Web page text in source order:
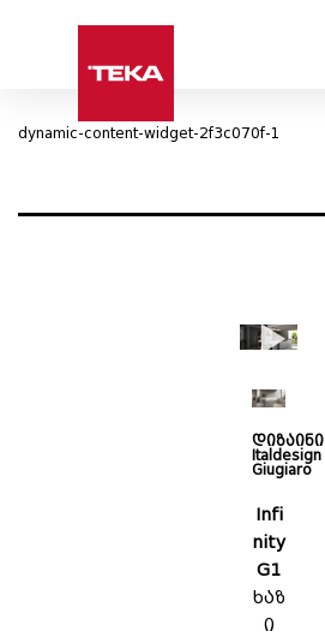
dynamic-content-widget-2f3c070f-1
დიზაინი
Italdesign
Giugiaro
Infi
nity
G1
ხაზ
ი